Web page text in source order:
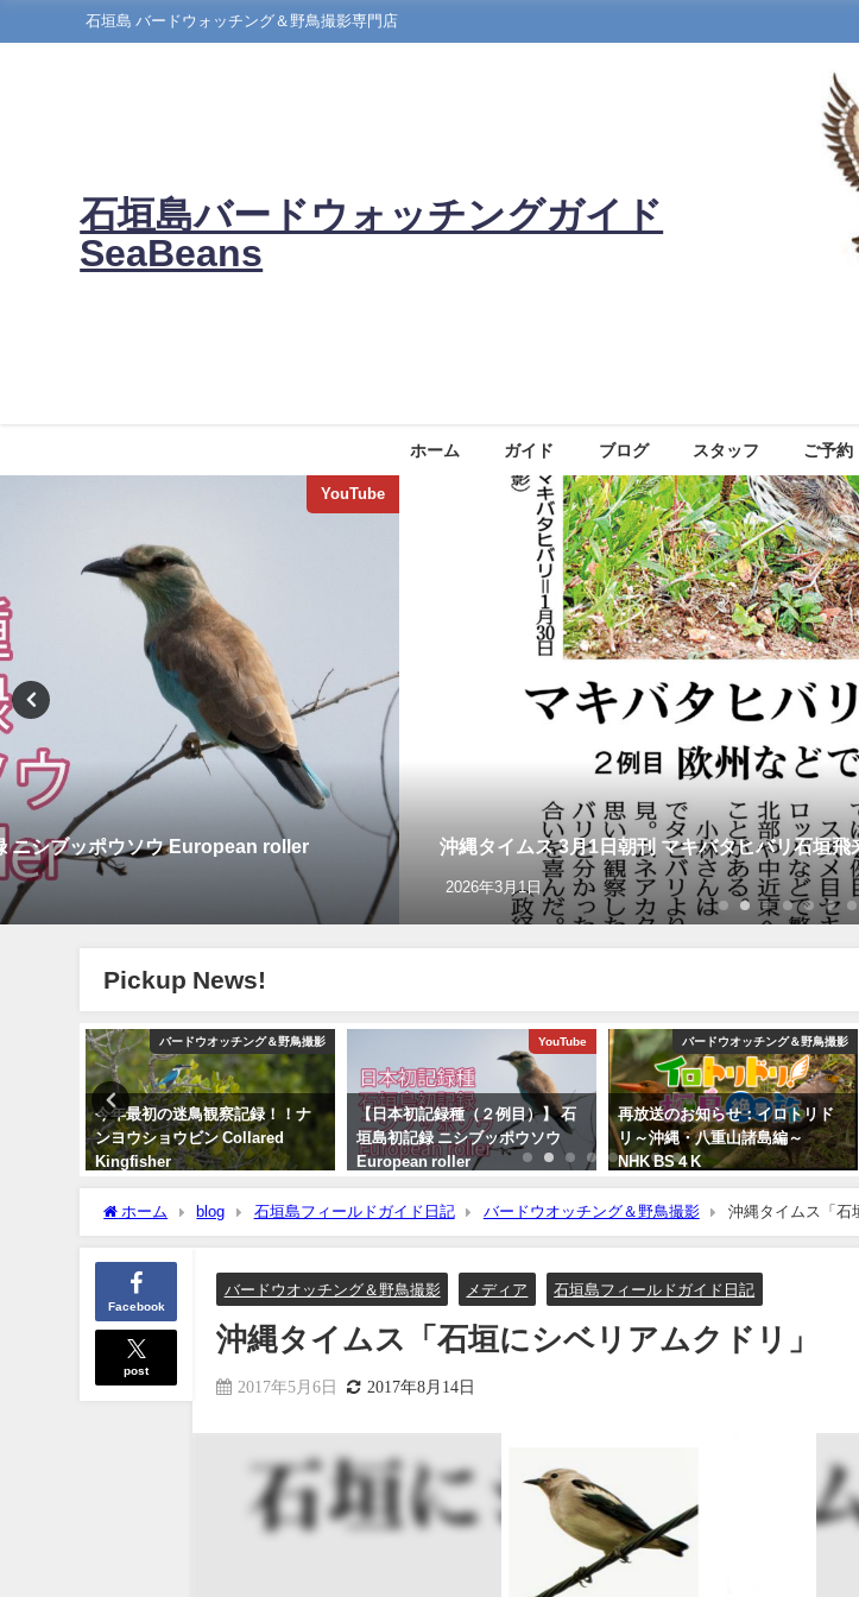
石垣島 バードウォッチング＆野鳥撮影専門店
石垣島バードウォッチングガイド
SeaBeans
ホーム ガイド ブログ スタッフ ご予約
YouTube
ニシブッポウソウ European roller 沖縄タイムス 3月1日朝刊 マキバタヒバリ石垣飛
2026年3月1日
Pickup News!
バードウオッチング＆野鳥撮影
今年最初の迷鳥観察記録！！ナ
ンヨウショウビン Collared
Kingfisher
YouTube
【日本初記録種（２例目）】 石
垣島初記録 ニシブッポウソウ
European roller
バードウオッチング＆野鳥撮影
再放送のお知らせ：イロトリド
リ～沖縄・八重山諸島編～
NHK BS４K
ホーム blog 石垣島フィールドガイド日記 バードウオッチング＆野鳥撮影 沖縄タイムス「石
Facebook
post
バードウオッチング＆野鳥撮影 メディア 石垣島フィールドガイド日記
沖縄タイムス「石垣にシベリアムクドリ」
2017年5月6日 2017年8月14日